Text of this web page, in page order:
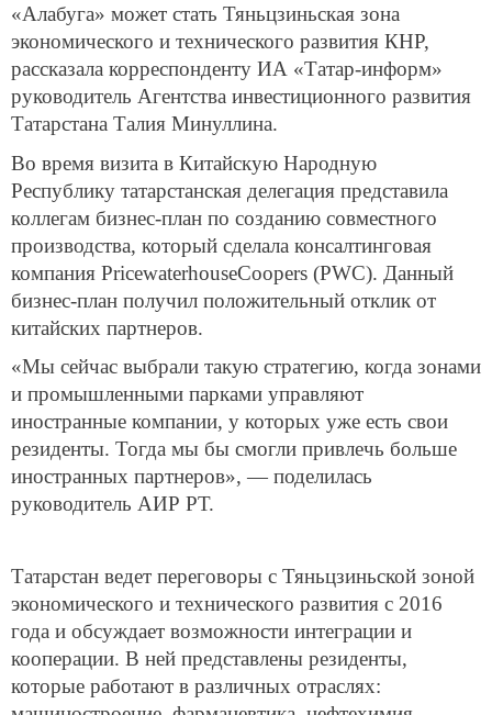
«Алабуга» может стать Тяньцзиньская зона
экономического и технического развития КНР,
рассказала корреспонденту ИА «Татар-информ»
руководитель Агентства инвестиционного развития
Татарстана Талия Минуллина.
Во время визита в Китайскую Народную
Республику татарстанская делегация представила
коллегам бизнес-план по созданию совместного
производства, который сделала консалтинговая
компания PricewaterhouseCoopers (PWC). Данный
бизнес-план получил положительный отклик от
китайских партнеров.
«Мы сейчас выбрали такую стратегию, когда зонами
и промышленными парками управляют
иностранные компании, у которых уже есть свои
резиденты. Тогда мы бы смогли привлечь больше
иностранных партнеров», — поделилась
руководитель АИР РТ.
Татарстан ведет переговоры с Тяньцзиньской зоной
экономического и технического развития с 2016
года и обсуждает возможности интеграции и
кооперации. В ней представлены резиденты,
которые работают в различных отраслях: